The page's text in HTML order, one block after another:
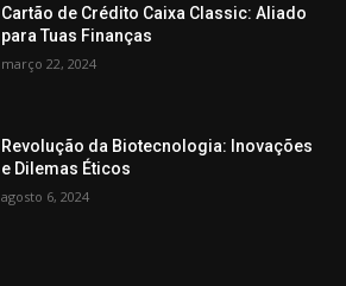
Cartão de Crédito Caixa Classic: Aliado
para Tuas Finanças
março 22, 2024
Revolução da Biotecnologia: Inovações
e Dilemas Éticos
agosto 6, 2024